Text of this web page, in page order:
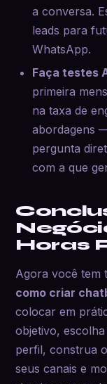
a conversa.
leads para
WhatsApp.
Faça testes
primeira
na taxa de
abordagens
pergunta
com a que
Horas
Agora você tem
como criar
colocar em
objetivo,
perfil, construa
seus canais e